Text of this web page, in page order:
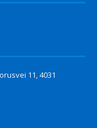
11, 4031